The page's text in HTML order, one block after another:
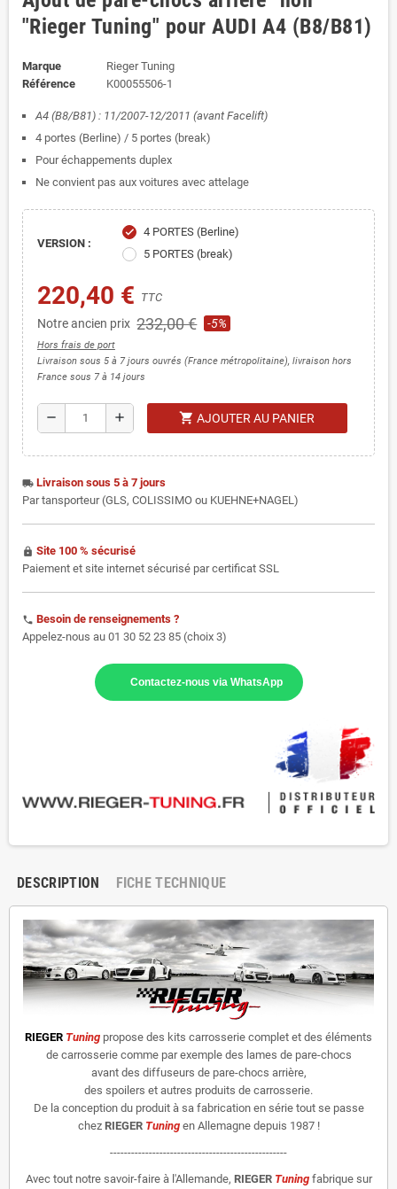
"Rieger Tuning" pour AUDI A4 (B8/B81)
Marque
Rieger Tuning
Référence
K00055506-1
A4 (B8/B81) : 11/2007-12/2011 (avant Facelift)
4 portes (Berline) / 5 portes (break)
Pour échappements duplex
Ne convient pas aux voitures avec attelage
VERSION :
check
4 PORTES (Berline)
5 PORTES (break)
220,40 € TTC
Notre ancien prix 232,00 € -5%
Hors frais de port
Livraison sous 5 à 7 jours ouvrés (France métropolitaine), livraison hors
France sous 7 à 14 jours
remove add shopping_cart AJOUTER AU PANIER
local_shipping Livraison sous 5 à 7 jours
Par tansporteur (GLS, COLISSIMO ou KUEHNE+NAGEL)
https Site 100 % sécurisé
Paiement et site internet sécurisé par certificat SSL
phone Besoin de renseignements ?
Appelez-nous au 01 30 52 23 85 (choix 3)
Contactez-nous via WhatsApp
DESCRIPTION FICHE TECHNIQUE
RIEGER Tuning propose des kits carrosserie complet et des éléments
de carrosserie comme par exemple des lames de pare-chocs
avant des diffuseurs de pare-chocs arrière,
des spoilers et autres produits de carrosserie.
De la conception du produit à sa fabrication en série tout se passe
chez RIEGER Tuningen Allemagne depuis 1987 !
--------------------------------------------------
Avec tout notre savoir-faire à l'Allemande, RIEGER Tuning fabrique sur